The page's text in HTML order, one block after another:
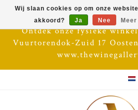
Ontdek onze fysieke
Vuurtorendok-Zuid 17
Wij slaan cookies op om onze
akkoord?
Ja Nee